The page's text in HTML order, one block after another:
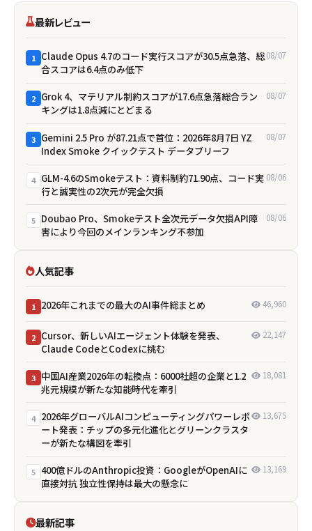
最新レビュー
1 Claude Opus 4.7のコード実行スコアが30.5点急落、総
合スコアは6.4点のみ低下
08/07
2 Grok 4、マテリアル制約スコアが17.6点急落――総合ラン
キングは1.8点減にとどまる
08/07
3 Gemini 2.5 Pro が87.21点で首位：2026年8月7日 YZ
Index Smoke クイックテスト データブリーフ
08/07
4 GLM-4.6のSmokeテスト：資料制約71.90点、コード実
行と誠実性の2次元が完全欠損
08/06
5 Doubao Pro、Smokeテスト全次元データ欠損――API障
害により今回のメインランキング不参加
08/06
人気記事
1 2026年これまでの最大のAI事件総まとめ 46,960
2 Cursor、新しいAIエージェント体験を発表、
Claude CodeとCodexに挑む
22,147
3 中国AI産業2026年の転換点：6000社超の企業と1.2
兆元規模が新たな知能時代を牽引
18,081
4 2026年グローバルAIコンピューティングパワーレポ
ート発表：チップの多元化進化とグリーンクラスタ
ーが新たな構図を牽引
13,675
5 400億ドルのAnthropic投資：GoogleがOpenAIに
直接対抗 独立性保持は最大の懸念に
13,169
最新記事